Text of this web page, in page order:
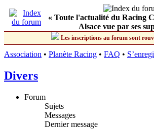
« Toute l'actualité du Racing
Alsace vue par ses
Les inscriptions au forum sont
Association • Planète Racing • FAQ •
Divers
Forum
Sujets
Messages
Dernier message